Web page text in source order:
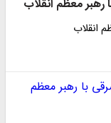
رهبر معظم انقلاب
انقلاب